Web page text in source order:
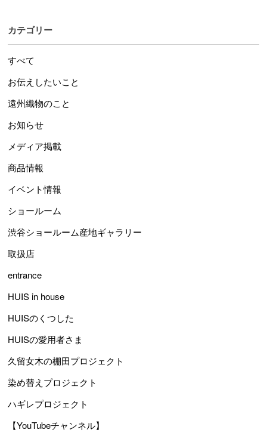
カテゴリー
すべて
お伝えしたいこと
遠州織物のこと
お知らせ
メディア掲載
商品情報
イベント情報
ショールーム
渋谷ショールーム産地ギャラリー
取扱店
entrance
HUIS in house
HUISのくつした
HUISの愛用者さま
久留女木の棚田プロジェクト
染め替えプロジェクト
ハギレプロジェクト
【YouTubeチャンネル】